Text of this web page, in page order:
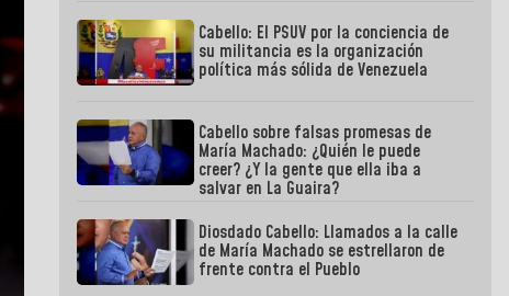
Cabello: El PSUV por la conciencia de
su militancia es la organización
política más sólida de Venezuela
Cabello sobre falsas promesas de
María Machado: ¿Quién le puede
creer? ¿Y la gente que ella iba a
salvar en La Guaira?
Diosdado Cabello: Llamados a la calle
de María Machado se estrellaron de
frente contra el Pueblo